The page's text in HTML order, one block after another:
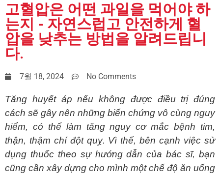
고혈압은 어떤 과일을 먹어야 하
는지 - 자연스럽고 안전하게 혈
압을 낮추는 방법을 알려드립니
다.
7월 18, 2024 No Comments
Tăng huyết áp nếu không được điều trị đúng
cách sẽ gây nên những biến chứng vô cùng nguy
hiểm, có thể làm tăng nguy cơ mắc bệnh tim,
thận, thậm chí đột quỵ. Vì thế, bên cạnh việc sử
dụng thuốc theo sự hướng dẫn của bác sĩ, bạn
cũng cần xây dựng cho mình một chế độ ăn uống